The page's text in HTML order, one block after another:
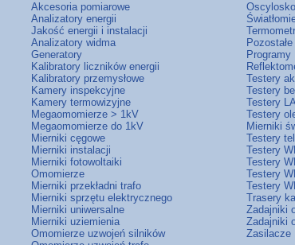
Akcesoria pomiarowe
Analizatory energii
Jakość energii i instalacji
Analizatory widma
Generatory
Kalibratory liczników energii
Kalibratory przemysłowe
Kamery inspekcyjne
Kamery termowizyjne
Megaomomierze > 1kV
Megaomomierze do 1kV
Mierniki cęgowe
Mierniki instalacji
Mierniki fotowoltaiki
Omomierze
Mierniki przekładni trafo
Mierniki sprzętu elektrycznego
Mierniki uniwersalne
Mierniki uziemienia
Omomierze uzwojeń silników
Pozostałe
Programy
Testery
Testery
Testery
Testery
Mierniki
Testery
Testery
Testery
Testery
Testery
Trasery
Zadajniki
Zadajniki
Zasilacze